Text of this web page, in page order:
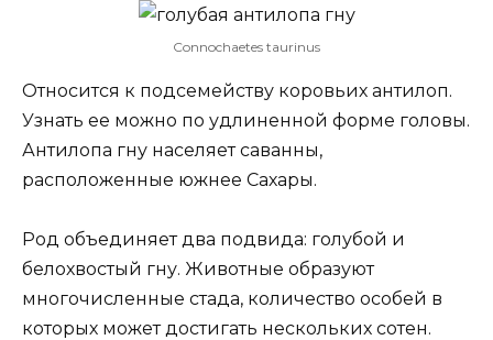
Connochaetes taurinus
Относится к подсемейству коровьих антилоп.
Узнать ее можно по удлиненной форме головы.
Антилопа гну населяет саванны,
расположенные южнее Сахары.
Род объединяет два подвида: голубой и
белохвостый гну. Животные образуют
многочисленные стада, количество особей в
которых может достигать нескольких сотен.